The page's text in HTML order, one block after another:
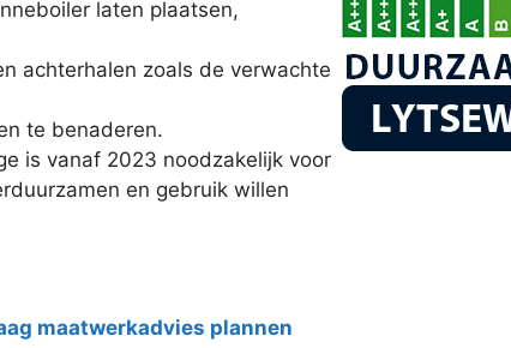
laten plaatsen,
achterhalen zoals de verwachte
te benaderen.
is vanaf 2023 noodzakelijk voor
en gebruik willen
maatwerkadvies plannen